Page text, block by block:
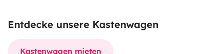
Entdecke unsere Kastenwagen
Kastenwagen mieten